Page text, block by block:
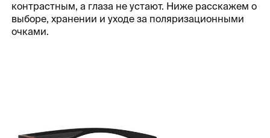
контрастным, а глаза не устают. Ниже расскажем о
выборе, хранении и уходе за поляризационными
очками.